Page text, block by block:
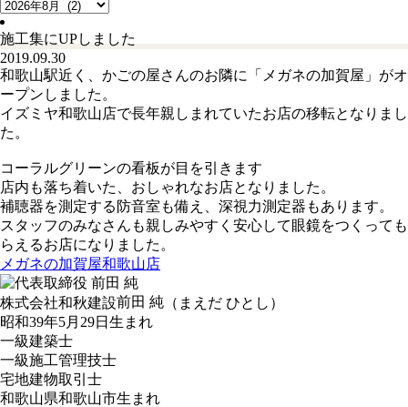
施工集にUPしました
2019.09.30
和歌山駅近く、かごの屋さんのお隣に「メガネの加賀屋」がオ
ープンしました。
イズミヤ和歌山店で長年親しまれていたお店の移転となりまし
た。
コーラルグリーンの看板が目を引きます
店内も落ち着いた、おしゃれなお店となりました。
補聴器を測定する防音室も備え、深視力測定器もあります。
スタッフのみなさんも親しみやすく安心して眼鏡をつくっても
らえるお店になりました。
メガネの加賀屋和歌山店
株式会社和秋建設前田 純 （まえだ ひとし）
昭和39年5月29日生まれ
一級建築士
一級施工管理技士
宅地建物取引士
和歌山県和歌山市生まれ